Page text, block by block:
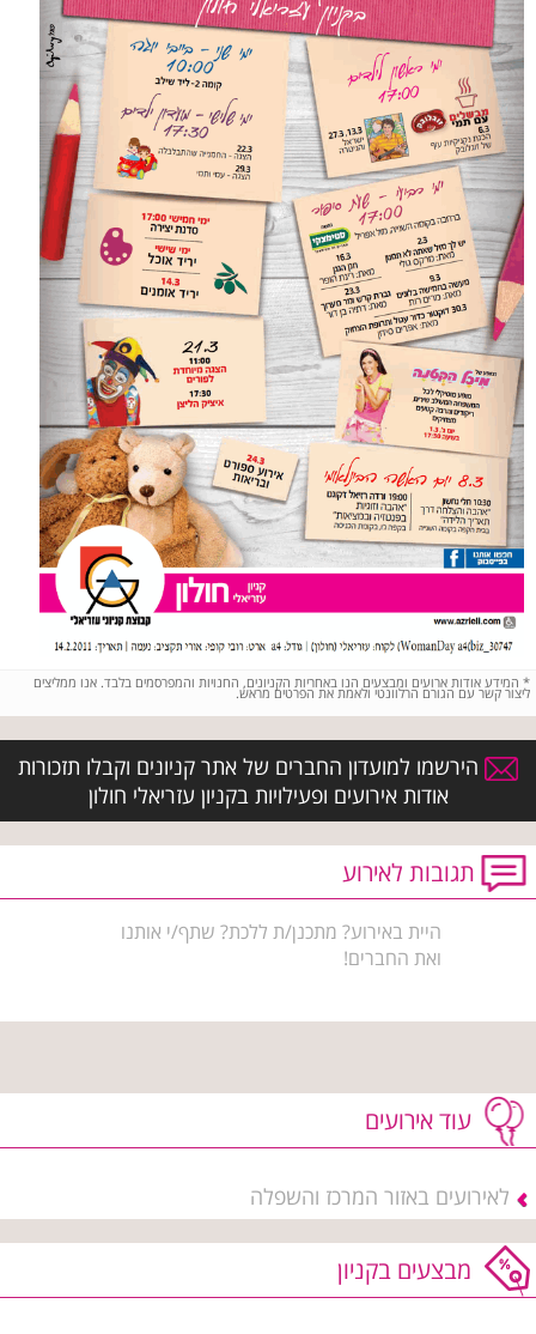
* המידע אודות ארועים ומבצעים הנו באחריות הקניונים, החנויות והמפרסמים בלבד. אנו ממליצים
ליצור קשר עם הגורם הרלוונטי ולאמת את הפרטים מראש.
הירשמו למועדון החברים של אתר קניונים וקבלו תזכורות
אודות אירועים ופעילויות בקניון עזריאלי חולון
תגובות לאירוע
היית באירוע? מתכנן/ת ללכת? שתף/י אותנו
ואת החברים!
עוד אירועים
לאירועים באזור המרכז והשפלה
מבצעים בקניון